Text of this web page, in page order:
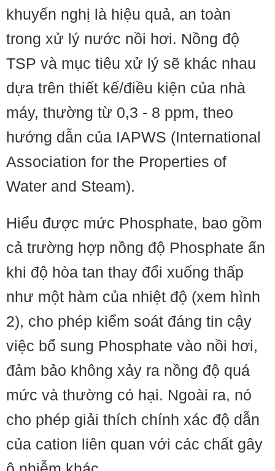
khuyến nghị là hiệu quả, an toàn
trong xử lý nước nồi hơi. Nồng độ
TSP và mục tiêu xử lý sẽ khác nhau
dựa trên thiết kế/điều kiện của nhà
máy, thường từ 0,3 - 8 ppm, theo
hướng dẫn của IAPWS (International
Association for the Properties of
Water and Steam).
Hiểu được mức Phosphate, bao gồm
cả trường hợp nồng độ Phosphate ẩn
khi độ hòa tan thay đổi xuống thấp
như một hàm của nhiệt độ (xem hình
2), cho phép kiểm soát đáng tin cậy
việc bổ sung Phosphate vào nồi hơi,
đảm bảo không xảy ra nồng độ quá
mức và thường có hại. Ngoài ra, nó
cho phép giải thích chính xác độ dẫn
của cation liên quan với các chất gây